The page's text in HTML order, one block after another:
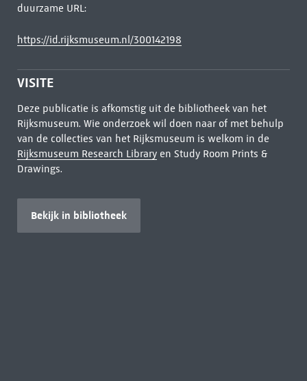
duurzame URL:
https://id.rijksmuseum.nl/300142198
VISITE
Deze publicatie is afkomstig uit de bibliotheek van het
Rijksmuseum. Wie onderzoek wil doen naar of met behulp
van de collecties van het Rijksmuseum is welkom in de
Rijksmuseum Research Libraryen Study Room Prints &
Drawings.
Bekijk in bibliotheek